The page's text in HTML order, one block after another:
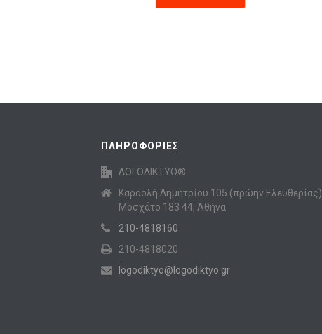
ΠΛΗΡΟΦΟΡΙΕΣ
ΛΟΓΟΔΙΚΤΥΟ®
Καραολή Δημητρίου 105 (πρώην Ελευθερίας)
Μοσχάτο 183 44, Αθήνα
210-4818160
210-4818020
logodiktyo@logodiktyo.gr